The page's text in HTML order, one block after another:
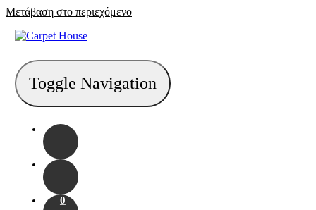
Μετάβαση στο περιεχόμενο
Toggle Navigation
0